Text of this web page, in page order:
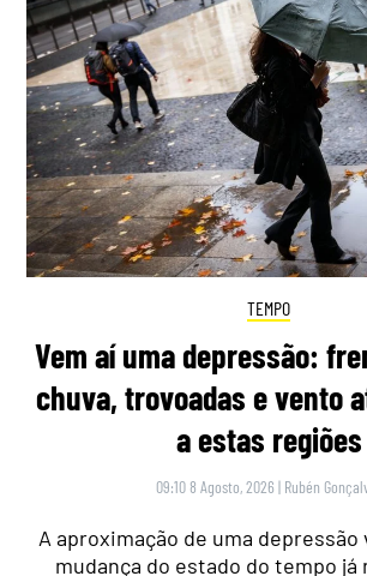
TEMPO
Vem aí uma depressão:
chuva, trovoadas e vento
a estas regiões
09:10 8 Agosto, 2026 | Rubén
A aproximação de uma depressão
mudança do estado do tempo já